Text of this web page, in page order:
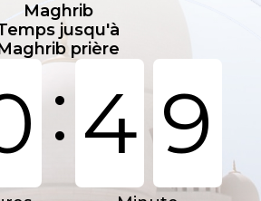
Maghrib
jusqu'à
prière
: 4 9